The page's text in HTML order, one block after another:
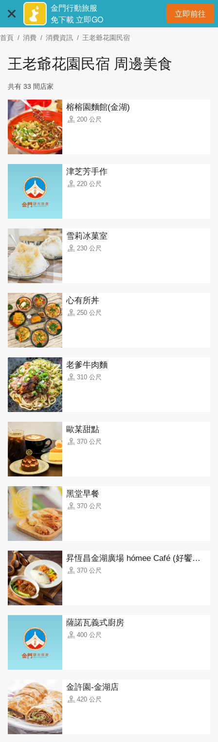
主
要
金門行動旅服
免下載 立即GO
立即前往開
首頁 消費 消費資訊 王老爺花園民宿
王老爺花園民宿 周邊美食
共有 33 間店家
榕榕園麵館(金湖)
200 公尺
津芝芳手作
220 公尺
雪莉冰菓室
230 公尺
心有所丼
250 公尺
老爹牛肉麵
310 公尺
歐某甜點
370 公尺
黑堂早餐
370 公尺
昇恆昌金湖廣場 hómee Café (好饗咖啡)
370 公尺
薩諾瓦義式廚房
400 公尺
金許園-金湖店
420 公尺